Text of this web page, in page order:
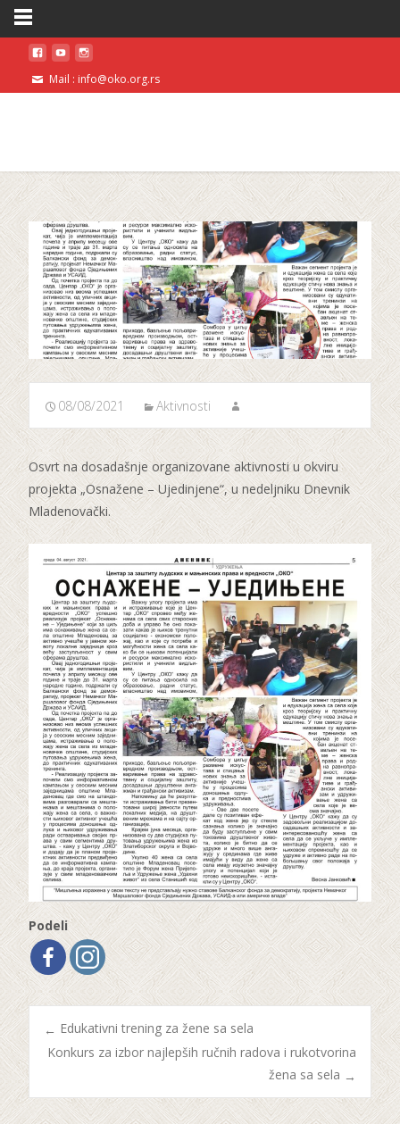
Mail : info@oko.org.rs
08/08/2021 Aktivnosti
Osvrt na dosadašnje organizovane aktivnosti u okviru
projekta „Osnažene – Ujedinjene“, u nedeljniku Dnevnik
Mladenovački.
Podeli
Post navigation
← Edukativni trening za žene sa sela
Konkurs za izbor najlepših ručnih radova i rukotvorina
žena sa sela →